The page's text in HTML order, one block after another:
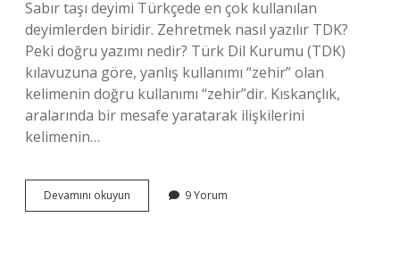
Sabır taşı deyimi Türkçede en çok kullanılan
deyimlerden biridir. Zehretmek nasıl yazılır TDK?
Peki doğru yazımı nedir? Türk Dil Kurumu (TDK)
kılavuzuna göre, yanlış kullanımı “zehir” olan
kelimenin doğru kullanımı “zehir”dir. Kıskançlık,
aralarında bir mesafe yaratarak ilişkilerini
kelimenin…
Devamını okuyun Sabrettim
Nasıl
9 Yorum